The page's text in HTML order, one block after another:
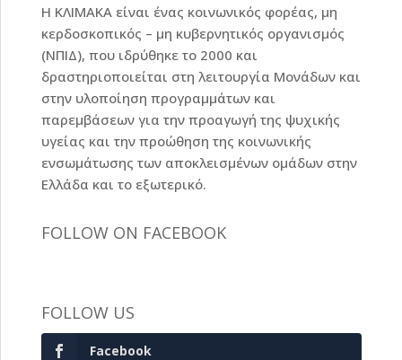
Η ΚΛΙΜΑΚΑ είναι ένας κοινωνικός φορέας, μη
κερδοσκοπικός – μη κυβερνητικός οργανισμός
(ΝΠΙΔ), που ιδρύθηκε το 2000 και
δραστηριοποιείται στη λειτουργία Μονάδων και
στην υλοποίηση προγραμμάτων και
παρεμβάσεων για την προαγωγή της ψυχικής
υγείας και την προώθηση της κοινωνικής
ενσωμάτωσης των αποκλεισμένων ομάδων στην
Ελλάδα και το εξωτερικό.
FOLLOW ON FACEBOOK
FOLLOW US
Facebook